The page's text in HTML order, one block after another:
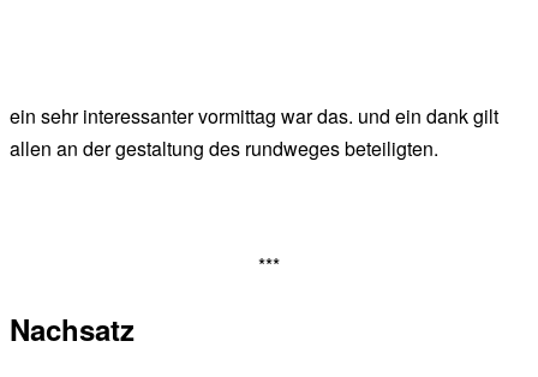
ein sehr interessanter vormittag war das. und ein dank gilt
allen an der gestaltung des rundweges beteiligten.
***
Nachsatz